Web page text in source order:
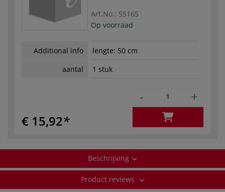
Art.No.: 55165
Op voorraad
Additional info
lengte: 50 cm
aantal
1 stuk
€ 15,92
- +
Beschrijving
Product reviews